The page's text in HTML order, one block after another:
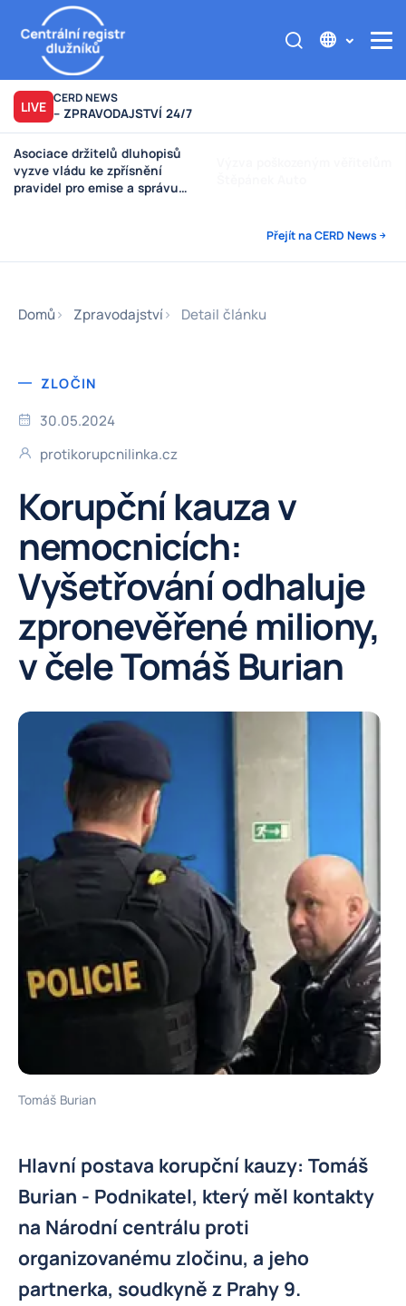
LIVE CERD NEWS
– ZPRAVODAJSTVÍ 24/7
Asociace držitelů dluhopisů
vyzve vládu ke zpřísnění
pravidel pro emise a správu
Přejít na CERD News
Domů Zpravodajství Detail článku
ZLOČIN
30.05.2024
protikorupcnilinka.cz
Korupční kauza v
nemocnicích:
Vyšetřování odhaluje
zpronevěřené miliony,
v čele Tomáš Burian
Tomáš Burian
Hlavní postava korupční kauzy: Tomáš
Burian - Podnikatel, který měl kontakty
na Národní centrálu proti
organizovanému zločinu, a jeho
partnerka, soudkyně z Prahy 9.